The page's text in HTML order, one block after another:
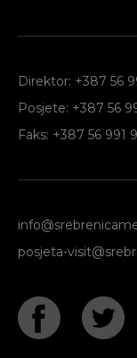
Direktor: +387 56
Posjete: +387 56
Faks: +387 56 991
posjeta-